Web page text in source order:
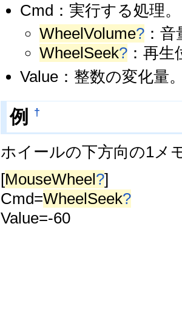
Cmd：実行する処理。
WheelVolume? ：
WheelSeek? ：再
Value：整数の変化量
例 †
ホイールの下方向の1メ
[MouseWheel?]
Cmd=WheelSeek?
Value=-60